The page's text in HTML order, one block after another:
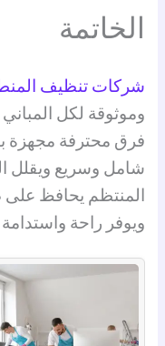
الخاتمة
شركات تنظيف
وموثوقة لكل المباني
فرق محترفة مجهزة
شامل وسريع ويقلل
المنتظم يحافظ على
ويوفر راحة